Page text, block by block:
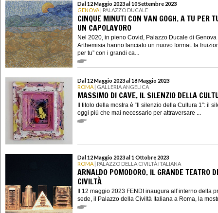
Dal 12 Maggio 2023 al 10 Settembre 2023
GENOVA | PALAZZO DUCALE
CINQUE MINUTI CON VAN GOGH. A TU PER
UN CAPOLAVORO
Nel 2020, in pieno Covid, Palazzo Ducale di Genova
Arthemisia hanno lanciato un nuovo format: la
per tu” con i grandi ca...
Dal 12 Maggio 2023 al 18 Maggio 2023
ROMA | GALLERIA ANGELICA
MASSIMO DI CAVE. IL SILENZIO DELLA
Il titolo della mostra è “Il silenzio della Cultura 1”: il
oggi più che mai necessario per attraversare ...
Dal 12 Maggio 2023 al 1 Ottobre 2023
ROMA | PALAZZO DELLA CIVILTÀ ITALIANA
ARNALDO POMODORO. IL GRANDE TEATRO
CIVILTÀ
Il 12 maggio 2023 FENDI inaugura all’interno della
sede, il Palazzo della Civiltà Italiana a Roma, la